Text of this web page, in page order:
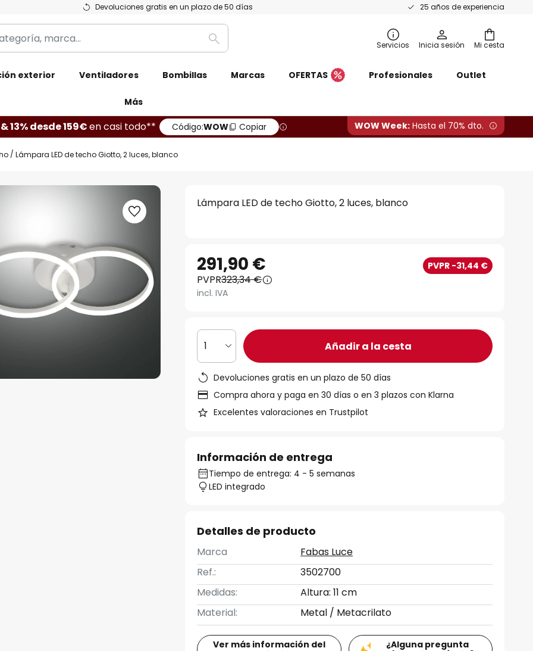
Devoluciones gratis en un plazo de 50 días 25 años de experiencia
Mi cesta
Buscar Servicios Inicia sesión
exterior Ventiladores Bombillas Marcas OFERTAS Profesionales Outlet
Más
13% desde 159€en casi todo** Código:WOW Copiar WOW Week: Hasta el 70% dto.
Lámpara LED de techo Giotto, 2 luces, blanco
Lámpara LED de techo Giotto, 2 luces, blanco
291,90 € PVPR -31,44 €
PVPR323,34 €
incl. IVA
1 Añadir a la cesta
Devoluciones gratis en un plazo de 50 días
Compra ahora y paga en 30 días o en 3 plazos con Klarna
Excelentes valoraciones en Trustpilot
Información de entrega
Tiempo de entrega: 4 - 5 semanas
LED integrado
Detalles de producto
Marca
Fabas Luce
Ref.:
3502700
Medidas:
Altura: 11 cm
Material:
Metal / Metacrilato
Ver más información del
¿Alguna pregunta